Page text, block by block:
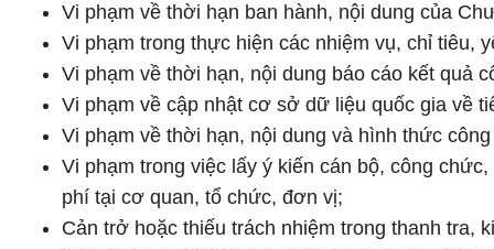
Vi phạm về thời hạn ban hành, nội dung của
Vi phạm trong thực hiện các nhiệm vụ, chỉ tiêu,
Vi phạm về thời hạn, nội dung báo cáo kết quả
Vi phạm về cập nhật cơ sở dữ liệu quốc gia về
Vi phạm về thời hạn, nội dung và hình thức
Vi phạm trong việc lấy ý kiến cán bộ, công
phí tại cơ quan, tổ chức, đơn vị;
Cản trở hoặc thiếu trách nhiệm trong thanh tra,